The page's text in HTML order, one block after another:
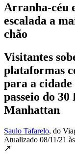
Arranha-céu
escalada a
chão
Visitantes
plataformas
para a
passeio do 30
Manhattan
Saulo Tafarelo, do
Atualizado 08/11/21